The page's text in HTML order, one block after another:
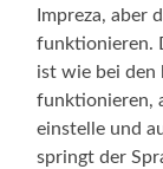
Impreza, aber
funktionieren.
ist wie bei den
funktionieren,
einstelle und
springt der